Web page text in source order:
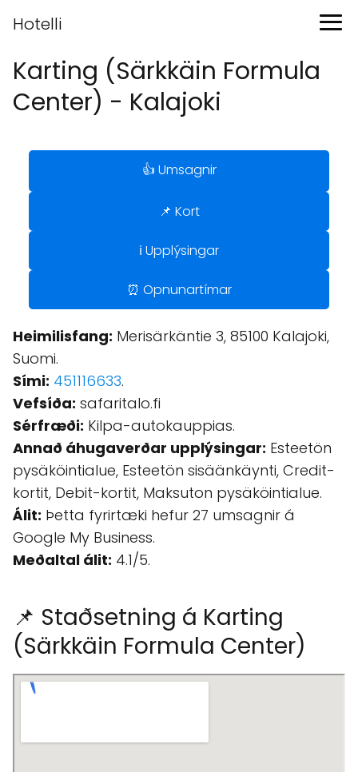
Hotelli
Karting (Särkkäin Formula
Center) - Kalajoki
👍 Umsagnir
📌 Kort
ℹ️ Upplýsingar
⏰ Opnunartímar
Heimilisfang: Merisärkäntie 3, 85100 Kalajoki,
Suomi.
Sími: 451116633.
Vefsíða: safaritalo.fi
Sérfræði: Kilpa-autokauppias.
Annað áhugaverðar upplýsingar: Esteetön
pysäköintialue, Esteetön sisäänkäynti, Credit-
kortit, Debit-kortit, Maksuton pysäköintialue.
Álit: Þetta fyrirtæki hefur 27 umsagnir á
Google My Business.
Meðaltal álit: 4.1/5.
📌 Staðsetning á Karting
(Särkkäin Formula Center)